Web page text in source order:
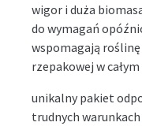
wigor i duża
do wymagań
wspomagają
rzepakowej w
unikalny pakiet
trudnych